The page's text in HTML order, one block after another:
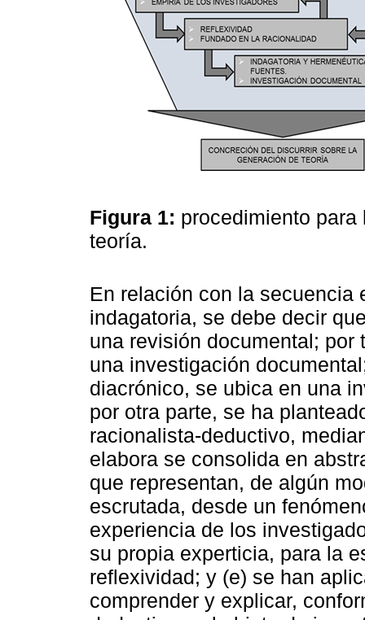
Figura 1: procedimiento
teoría.
En relación con la secuencia
indagatoria, se debe decir
una revisión documental;
una investigación
diacrónico, se ubica en una
por otra parte, se ha
racionalista-deductivo,
elabora se consolida en
que representan, de algún
escrutada, desde un
experiencia de los
su propia experticia, para la
reflexividad; y (e) se han
comprender y explicar,